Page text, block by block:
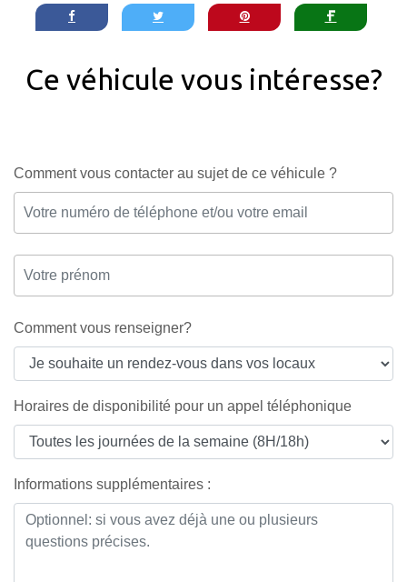
Ce véhicule vous intéresse?
Comment vous contacter au sujet de ce véhicule ?
Comment vous renseigner?
Horaires de disponibilité pour un appel téléphonique
Informations supplémentaires :